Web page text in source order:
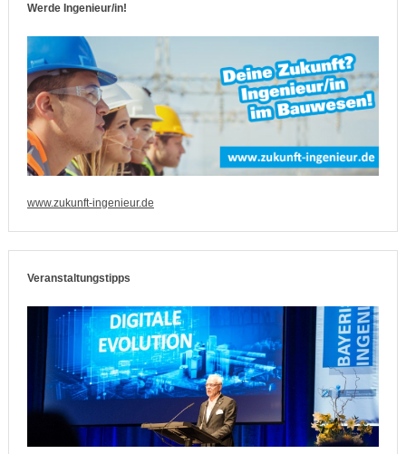
Werde Ingenieur/in!
www.zukunft-ingenieur.de
Veranstaltungstipps